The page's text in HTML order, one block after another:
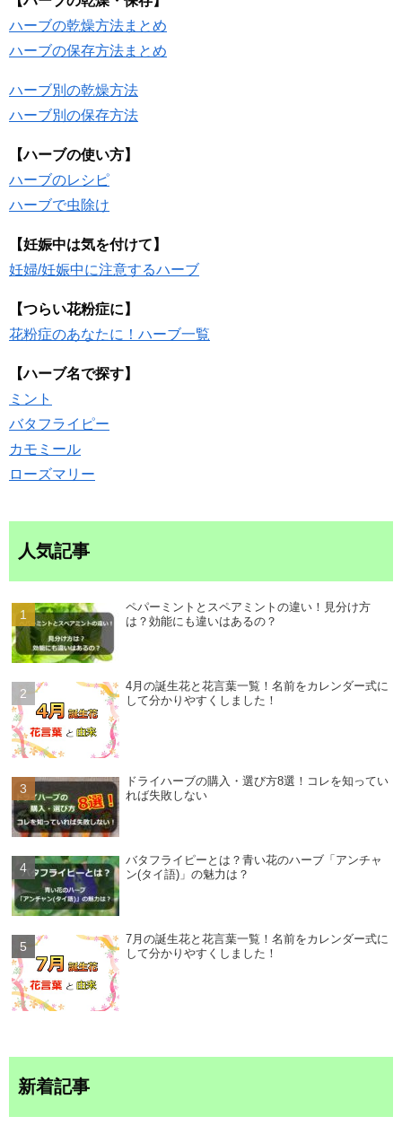
ハーブの乾燥方法まとめ
ハーブの保存方法まとめ
ハーブ別の乾燥方法
ハーブ別の保存方法
【ハーブの使い方】
ハーブのレシピ
ハーブで虫除け
【妊娠中は気を付けて】
妊婦/妊娠中に注意するハーブ
【つらい花粉症に】
花粉症のあなたに！ハーブ一覧
【ハーブ名で探す】
ミント
バタフライピー
カモミール
ローズマリー
人気記事
ペパーミントとスペアミントの違い！見分け方
は？効能にも違いはあるの？
4月の誕生花と花言葉一覧！名前をカレンダー式に
して分かりやすくしました！
ドライハーブの購入・選び方8選！コレを知ってい
れば失敗しない
バタフライピーとは？青い花のハーブ「アンチャ
ン(タイ語)」の魅力は？
7月の誕生花と花言葉一覧！名前をカレンダー式に
して分かりやすくしました！
新着記事